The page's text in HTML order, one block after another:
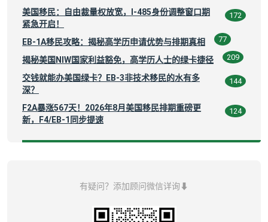
美国移民：自由裁量权放宽，I-485身份调整窗口期
紧急开启！
172
EB-1A移民攻略：揭秘高学历申请优势与排期真相 77
揭秘美国NIW国家利益豁免，高学历人士的绿卡捷径 209
交钱就能办美国绿卡？EB-3非技术移民的水有多
深？
144
F2A暴涨567天！2026年8月美国移民排期重磅更
新，F4/EB-1同步提速
124
有疑问？添加顾问微信详询⬇